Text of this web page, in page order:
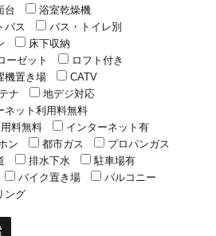
台
浴室乾燥機
バス
バス・トイレ別
床下収納
ーゼット
ロフト付き
機置き場
CATV
ナ
地デジ対応
ネット利用料無料
料無料
インターネット有
ン
都市ガス
プロパンガス
排水下水
駐車場有
バイク置き場
バルコニー
ング